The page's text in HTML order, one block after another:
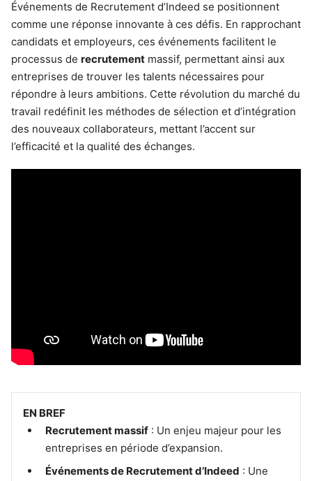
Événements de Recrutement d’Indeed se positionnent
comme une réponse innovante à ces défis. En rapprochant
candidats et employeurs, ces événements facilitent le
processus de recrutement massif, permettant ainsi aux
entreprises de trouver les talents nécessaires pour
répondre à leurs ambitions. Cette révolution du marché du
travail redéfinit les méthodes de sélection et d’intégration
des nouveaux collaborateurs, mettant l’accent sur
l’efficacité et la qualité des échanges.
EN BREF
Recrutement massif : Un enjeu majeur pour les
entreprises en période d’expansion.
Événements de Recrutement d’Indeed : Une